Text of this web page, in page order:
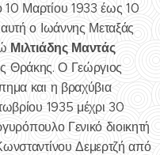
Μαρτίου 1933 έως 10
ο Ιωάννης Μεταξάς
Μιλτιάδης Μαντάς
Θράκης. Ο Γεώργιος
και η βραχύβια
1935 μέχρι 30
Γενικό διοικητή
Δεμερτζή από